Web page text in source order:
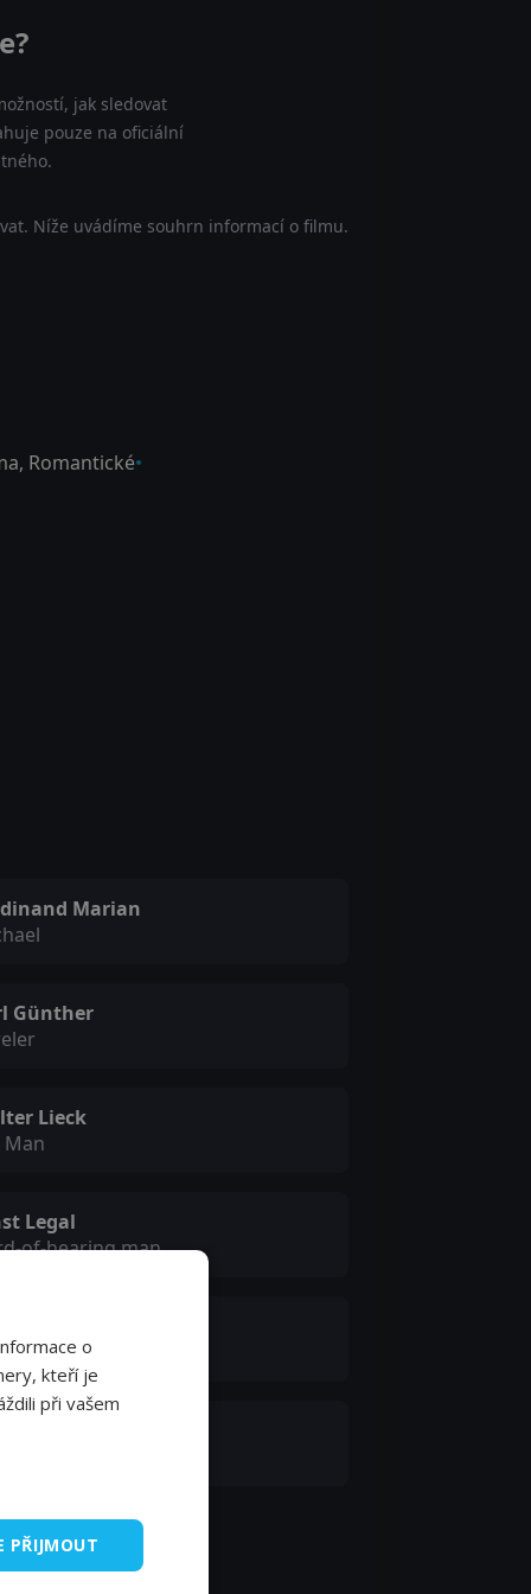
jak sledovat
pouze na oficiální
Níže uvádíme souhrn informací o filmu.
, Romantické
Marian
Günther
Lieck
Man
Legal
of-hearing man
proprietor
o
kteří je
při vašem
PŘIJMOUT